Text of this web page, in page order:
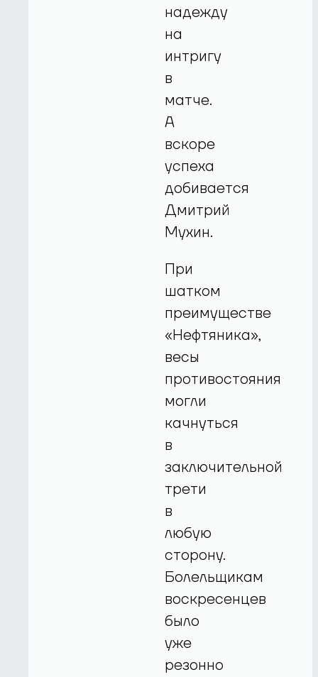
надежду
на
интригу
в
матче.
А
вскоре
успеха
добивается
Дмитрий
Мухин.
При
шатком
преимуществе
«Нефтяника»,
весы
противостояния
могли
качнуться
в
заключительной
трети
в
любую
сторону.
Болельщикам
воскресенцев
было
уже
резонно